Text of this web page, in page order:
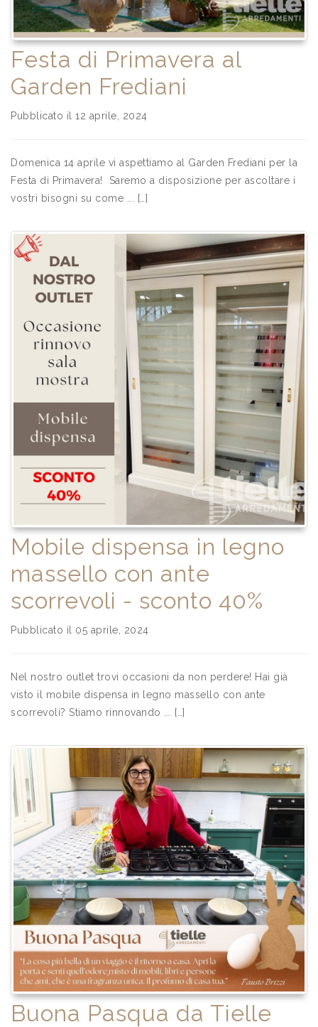
Festa di Primavera al
Garden Frediani
Pubblicato il 12 aprile, 2024
Domenica 14 aprile vi aspettiamo al Garden Frediani per la
Festa di Primavera! Saremo a disposizione per ascoltare i
vostri bisogni su come ... […]
Mobile dispensa in legno
massello con ante
scorrevoli - sconto 40%
Pubblicato il 05 aprile, 2024
Nel nostro outlet trovi occasioni da non perdere! Hai già
visto il mobile dispensa in legno massello con ante
scorrevoli? Stiamo rinnovando ... […]
Buona Pasqua da Tielle